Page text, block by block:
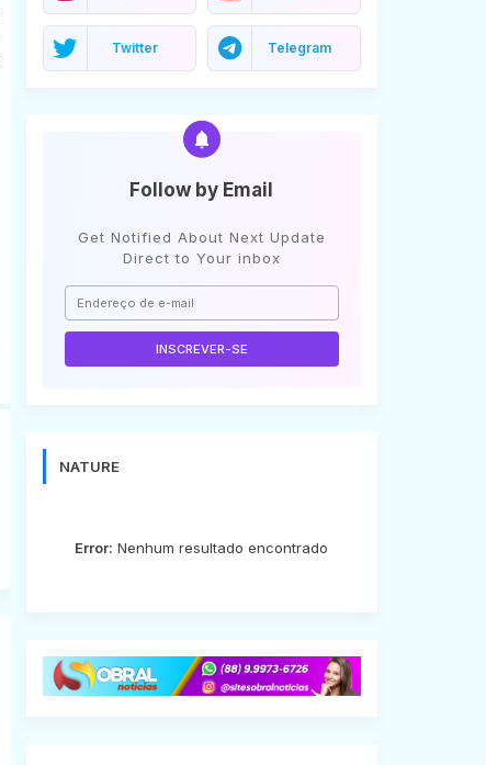
Twitter Telegram
Follow by Email
Get Notified About Next Update
Direct to Your inbox
NATURE
Error: Nenhum resultado encontrado